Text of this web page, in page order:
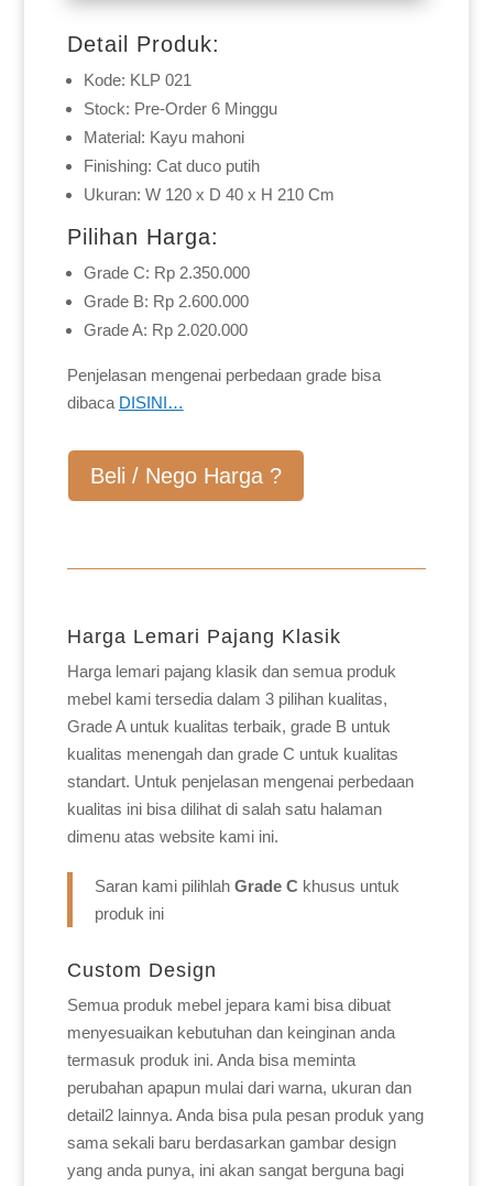
Detail Produk:
Kode: KLP 021
Stock: Pre-Order 6 Minggu
Material: Kayu mahoni
Finishing: Cat duco putih
Ukuran: W 120 x D 40 x H 210 Cm
Pilihan Harga:
Grade C: Rp 2.350.000
Grade B: Rp 2.600.000
Grade A: Rp 2.020.000
Penjelasan mengenai perbedaan grade bisa
dibaca DISINI…
Beli / Nego Harga ?
Harga Lemari Pajang Klasik
Harga lemari pajang klasik dan semua produk
mebel kami tersedia dalam 3 pilihan kualitas,
Grade A untuk kualitas terbaik, grade B untuk
kualitas menengah dan grade C untuk kualitas
standart. Untuk penjelasan mengenai perbedaan
kualitas ini bisa dilihat di salah satu halaman
dimenu atas website kami ini.
Saran kami pilihlah Grade C khusus untuk
produk ini
Custom Design
Semua produk mebel jepara kami bisa dibuat
menyesuaikan kebutuhan dan keinginan anda
termasuk produk ini. Anda bisa meminta
perubahan apapun mulai dari warna, ukuran dan
detail2 lainnya. Anda bisa pula pesan produk yang
sama sekali baru berdasarkan gambar design
yang anda punya, ini akan sangat berguna bagi